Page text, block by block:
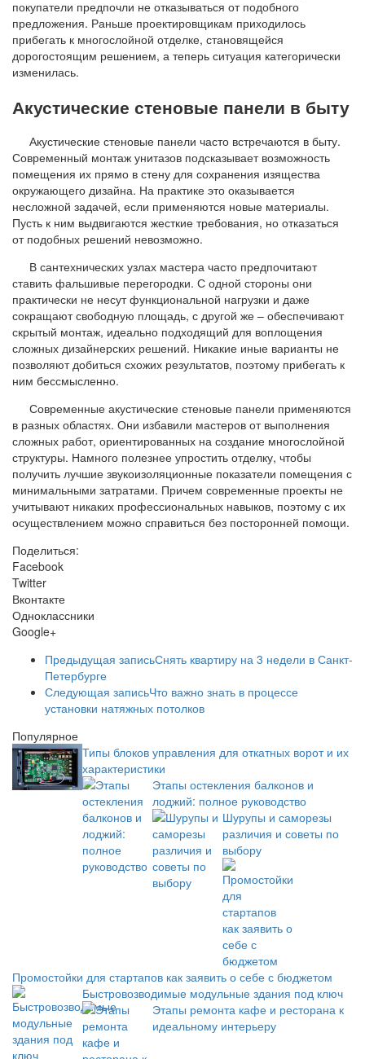
покупатели предпочли не отказываться от подобного
предложения. Раньше проектировщикам приходилось
прибегать к многослойной отделке, становящейся
дорогостоящим решением, а теперь ситуация категорически
изменилась.
Акустические стеновые панели в быту
Акустические стеновые панели часто встречаются в быту.
Современный монтаж унитазов подсказывает возможность
помещения их прямо в стену для сохранения изящества
окружающего дизайна. На практике это оказывается
несложной задачей, если применяются новые материалы.
Пусть к ним выдвигаются жесткие требования, но отказаться
от подобных решений невозможно.
В сантехнических узлах мастера часто предпочитают
ставить фальшивые перегородки. С одной стороны они
практически не несут функциональной нагрузки и даже
сокращают свободную площадь, с другой же – обеспечивают
скрытый монтаж, идеально подходящий для воплощения
сложных дизайнерских решений. Никакие иные варианты не
позволяют добиться схожих результатов, поэтому прибегать к
ним бессмысленно.
Современные акустические стеновые панели применяются
в разных областях. Они избавили мастеров от выполнения
сложных работ, ориентированных на создание многослойной
структуры. Намного полезнее упростить отделку, чтобы
получить лучшие звукоизоляционные показатели помещения с
минимальными затратами. Причем современные проекты не
учитывают никаких профессиональных навыков, поэтому с их
осуществлением можно справиться без посторонней помощи.
Поделиться:
Facebook
Twitter
Вконтакте
Одноклассники
Google+
Предыдущая записьСнять квартиру на 3 недели в Санкт-
Петербурге
Следующая записьЧто важно знать в процессе
установки натяжных потолков
Популярное
Типы блоков управления для откатных ворот и их
характеристики
Этапы остекления балконов и
лоджий: полное руководство
Шурупы и саморезы
различия и советы по
выбору
Промостойки для стартапов как заявить о себе с бюджетом
Быстровозводимые модульные здания под ключ
Этапы ремонта кафе и ресторана к
идеальному интерьеру